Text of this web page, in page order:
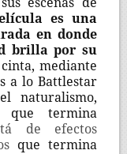
es una
en donde
brilla por su
mediante
a lo Battlestar
naturalismo,
que termina
de efectos
que termina